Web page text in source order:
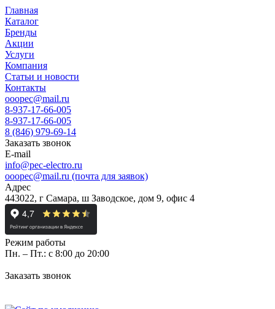
Главная
Каталог
Бренды
Акции
Услуги
Компания
Статьи и новости
Контакты
ooopec@mail.ru
8-937-17-66-005
8-937-17-66-005
8 (846) 979-69-14
Заказать звонок
E-mail
info@pec-electro.ru
ooopec@mail.ru (почта для заявок)
Адрес
443022, г Самара, ш Заводское, дом 9, офис 4
Режим работы
Пн. – Пт.: с 8:00 до 20:00
Заказать звонок